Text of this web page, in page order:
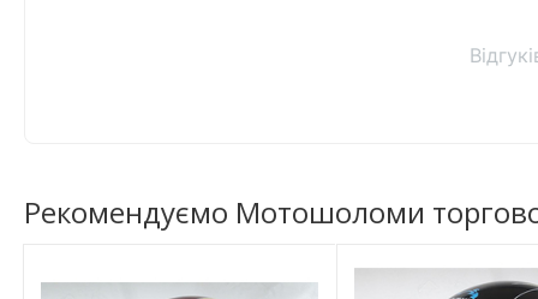
Рекомендуємо Мотошоломи